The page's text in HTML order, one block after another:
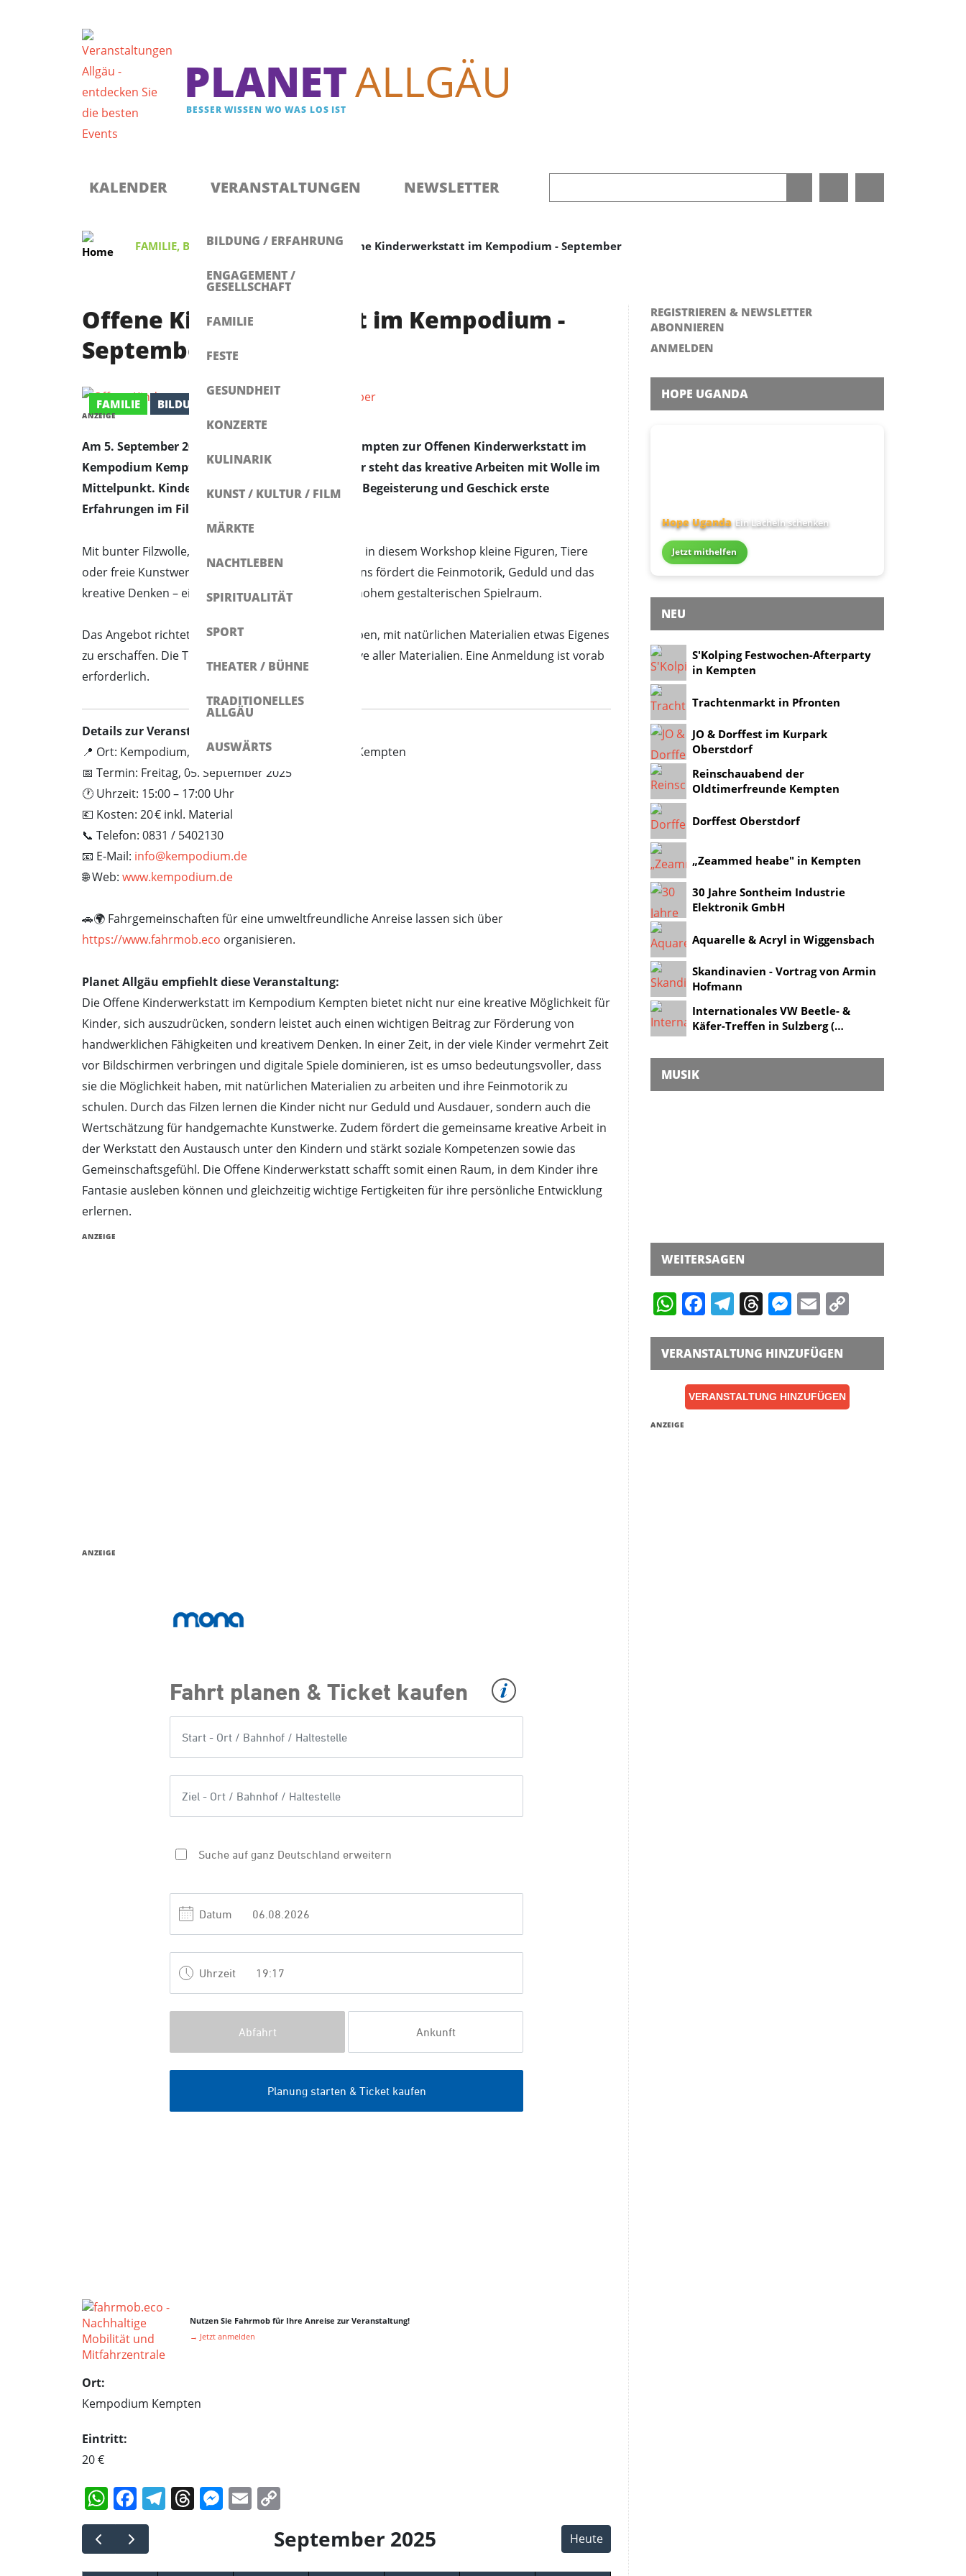
PLANETALLGÄU
BESSER WISSEN WO WAS LOS IST
KALENDER VERANSTALTUNGEN
BILDUNG / ERFAHRUNG
ENGAGEMENT /
GESELLSCHAFT
FAMILIE
FESTE
GESUNDHEIT
KONZERTE
KULINARIK
KUNST / KULTUR / FILM
MÄRKTE
NACHTLEBEN
SPIRITUALITÄT
SPORT
THEATER / BÜHNE
TRADITIONELLES
ALLGÄU
AUSWÄRTS
NEWSLETTER
Registrieren & Newsletter abonnieren
Anmelden
FAMILIE, BILDUNG / ERFAHRUNG Offene Kinderwerkstatt im Kempodium - September
Offene Kinderwerkstatt im Kempodium -
September
FAMILIE BILDUNG / ERFAHRUNG
ANZEIGE
Am 5. September 2025 lädt das Kempodium in Kempten zur Offenen Kinderwerkstatt im
Kempodium Kempten ein. Von 15:00 bis 17:00 Uhr steht das kreative Arbeiten mit Wolle im
Mittelpunkt. Kinder ab sechs Jahren können mit Begeisterung und Geschick erste
Erfahrungen im Filzen sammeln.
Mit bunter Filzwolle, Nadeln und Fantasie entstehen in diesem Workshop kleine Figuren, Tiere
oder freie Kunstwerke. Die Technik des Trockenfilzens fördert die Feinmotorik, Geduld und das
kreative Denken – ein handwerkliches Erlebnis mit hohem gestalterischen Spielraum.
Das Angebot richtet sich an alle Kinder, die Lust haben, mit natürlichen Materialien etwas Eigenes
zu erschaffen. Die Teilnahme kostet 20 Euro inklusive aller Materialien. Eine Anmeldung ist vorab
erforderlich.
Details zur Veranstaltung:
📍 Ort: Kempodium, Untere Eicher Straße 3, 87435 Kempten
📅 Termin: Freitag, 05. September 2025
🕐 Uhrzeit: 15:00 – 17:00 Uhr
💶 Kosten: 20 € inkl. Material
📞 Telefon: 0831 / 5402130
📧 E-Mail: info@kempodium.de
🌐 Web: www.kempodium.de
🚗🌍 Fahrgemeinschaften für eine umweltfreundliche Anreise lassen sich über
https://www.fahrmob.eco organisieren.
Planet Allgäu empfiehlt diese Veranstaltung:
Die Offene Kinderwerkstatt im Kempodium Kempten bietet nicht nur eine kreative Möglichkeit für
Kinder, sich auszudrücken, sondern leistet auch einen wichtigen Beitrag zur Förderung von
handwerklichen Fähigkeiten und kreativem Denken. In einer Zeit, in der viele Kinder vermehrt Zeit
vor Bildschirmen verbringen und digitale Spiele dominieren, ist es umso bedeutungsvoller, dass
sie die Möglichkeit haben, mit natürlichen Materialien zu arbeiten und ihre Feinmotorik zu
schulen. Durch das Filzen lernen die Kinder nicht nur Geduld und Ausdauer, sondern auch die
Wertschätzung für handgemachte Kunstwerke. Zudem fördert die gemeinsame kreative Arbeit in
der Werkstatt den Austausch unter den Kindern und stärkt soziale Kompetenzen sowie das
Gemeinschaftsgefühl. Die Offene Kinderwerkstatt schafft somit einen Raum, in dem Kinder ihre
Fantasie ausleben können und gleichzeitig wichtige Fertigkeiten für ihre persönliche Entwicklung
erlernen.
ANZEIGE
ANZEIGE
Nutzen Sie Fahrmob für Ihre Anreise zur Veranstaltung!
→ Jetzt anmelden
Ort:
Kempodium Kempten
Eintritt:
20 €
WhatsApp
Facebook
Telegram
Threads
Messenger
Email
September 2025 Heute
REGISTRIEREN & NEWSLETTER
ABONNIEREN
ANMELDEN
HOPE UGANDA
Hope Uganda Ein Lächeln schenken
Jetzt mithelfen
NEU
S'Kolping Festwochen-Afterparty
in Kempten
Trachtenmarkt in Pfronten
JO & Dorffest im Kurpark
Oberstdorf
Reinschauabend der
Oldtimerfreunde Kempten
Dorffest Oberstdorf
„Zeammed heabe" in Kempten
30 Jahre Sontheim Industrie
Elektronik GmbH
Aquarelle & Acryl in Wiggensbach
Skandinavien - Vortrag von Armin
Hofmann
Internationales VW Beetle- &
Käfer-Treffen in Sulzberg (…
MUSIK
WEITERSAGEN
WhatsApp
Facebook
Telegram
Threads
Messenger
Email
VERANSTALTUNG HINZUFÜGEN
VERANSTALTUNG HINZUFÜGEN
ANZEIGE